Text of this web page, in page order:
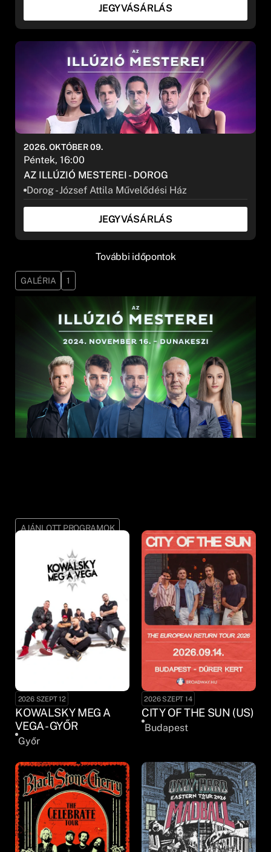
JEGYVÁSÁRLÁS
AZ ILLÚZIÓ MESTEREI - DOROG
Dorog - József Attila Művelődési Ház
2026. OKTÓBER 09.
Péntek, 16:00
JEGYVÁSÁRLÁS
További időpontok
GALÉRIA 1
AJÁNLOTT PROGRAMOK
2026 SZEPT 12
KOWALSKY MEG A
VEGA - GYŐR
Győr
2026 SZEPT 14
CITY OF THE SUN (US)
Budapest